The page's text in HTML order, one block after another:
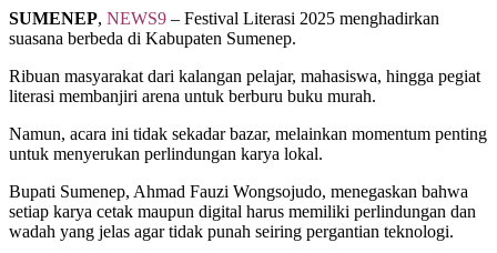
SUMENEP, NEWS9 – Festival Literasi 2025 menghadirkan
suasana berbeda di Kabupaten Sumenep.
Ribuan masyarakat dari kalangan pelajar, mahasiswa, hingga pegiat
literasi membanjiri arena untuk berburu buku murah.
Namun, acara ini tidak sekadar bazar, melainkan momentum penting
untuk menyerukan perlindungan karya lokal.
Bupati Sumenep, Ahmad Fauzi Wongsojudo, menegaskan bahwa
setiap karya cetak maupun digital harus memiliki perlindungan dan
wadah yang jelas agar tidak punah seiring pergantian teknologi.